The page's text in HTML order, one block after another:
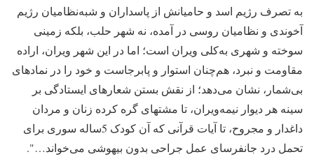
به تصرف رژیم اسد و حامیانش از پاسداران و شبه‌نظامیان رژیم
آخوندی و نظامیان روسی در آمده، نه شهر حلب، بلکه زمینی
سوخته و شهری به‌کلی ویران است؛ اما در این شهر ویران، اراده
مقاومت و نبرد، هم‌چنان استوار و پابرجاست و خود را در نمادهای
بی‌شمار، نشان می‌دهد؛ از نقش بستن شعارهای ایستادگی بر
سینه هر دیوار نیمه‌ویران، تا مشتهای گره کرده زنان و مردان
داغدار و مجروح، تا آیات قرآنی که آن کودک 5ساله سوری برای
تحمل درد جانفرسای عمل جراحی بدون بیهوشی می‌خواند…".